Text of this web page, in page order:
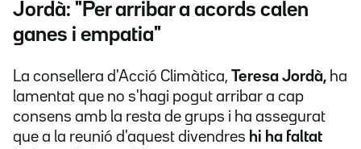
Jordà: "Per arribar a acords calen
ganes i empatia"
La consellera d'Acció Climàtica, Teresa Jordà, ha
lamentat que no s'hagi pogut arribar a cap
consens amb la resta de grups i ha assegurat
que a la reunió d'aquest divendres hi ha faltat